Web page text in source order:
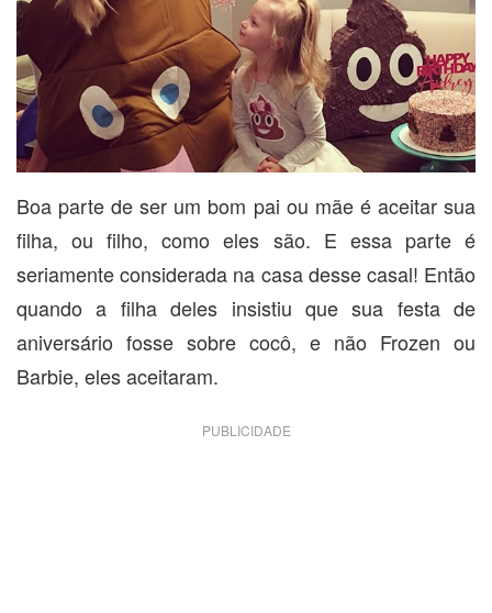
Boa parte de ser um bom pai ou mãe é aceitar sua
filha, ou filho, como eles são. E essa parte é
seriamente considerada na casa desse casal! Então
quando a filha deles insistiu que sua festa de
aniversário fosse sobre cocô, e não Frozen ou
Barbie, eles aceitaram.
PUBLICIDADE